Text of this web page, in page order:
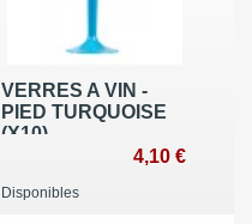
VERRES A VIN -
PIED TURQUOISE
(X10)
4,10 €
Disponibles